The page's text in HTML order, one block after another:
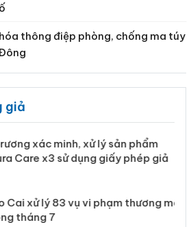
thông điệp phòng, chống ma túy
giả
trương xác minh, xử lý sản phẩm
Care x3 sử dụng giấy phép